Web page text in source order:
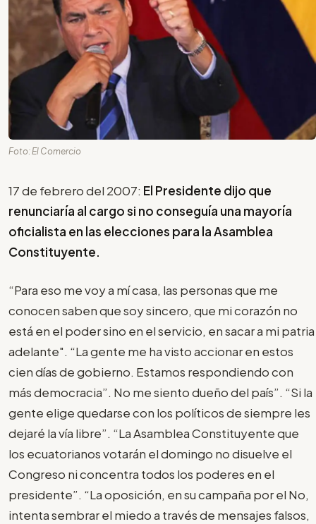
Foto: El Comercio
17 de febrero del 2007: El Presidente dijo que
renunciaría al cargo si no conseguía una mayoría
oficialista en las elecciones para la Asamblea
Constituyente.
“Para eso me voy a mí casa, las personas que me
conocen saben que soy sincero, que mi corazón no
está en el poder sino en el servicio, en sacar a mi patria
adelante". “La gente me ha visto accionar en estos
cien días de gobierno. Estamos respondiendo con
más democracia”. No me siento dueño del país”. “Si la
gente elige quedarse con los políticos de siempre les
dejaré la vía libre”. “La Asamblea Constituyente que
los ecuatorianos votarán el domingo no disuelve el
Congreso ni concentra todos los poderes en el
presidente”. “La oposición, en su campaña por el No,
intenta sembrar el miedo a través de mensajes falsos,